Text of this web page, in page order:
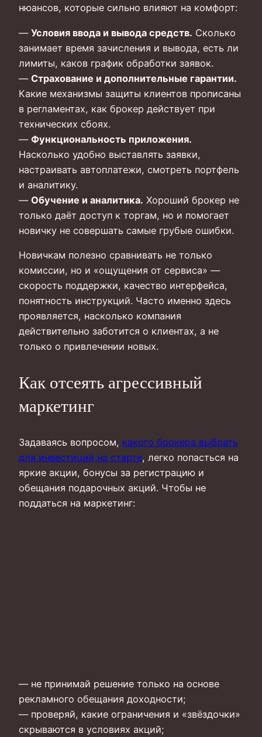
нюансов, которые сильно влияют на комфорт:
— Условия ввода и вывода средств. Сколько
занимает время зачисления и вывода, есть ли
лимиты, каков график обработки заявок.
— Страхование и дополнительные гарантии.
Какие механизмы защиты клиентов прописаны
в регламентах, как брокер действует при
технических сбоях.
— Функциональность приложения.
Насколько удобно выставлять заявки,
настраивать автоплатежи, смотреть портфель
и аналитику.
— Обучение и аналитика. Хороший брокер не
только даёт доступ к торгам, но и помогает
новичку не совершать самые грубые ошибки.
Новичкам полезно сравнивать не только
комиссии, но и «ощущения от сервиса» —
скорость поддержки, качество интерфейса,
понятность инструкций. Часто именно здесь
проявляется, насколько компания
действительно заботится о клиентах, а не
только о привлечении новых.
Как отсеять агрессивный
маркетинг
Задаваясь вопросом, какого брокера выбрать
для инвестиций на старте, легко попасться на
яркие акции, бонусы за регистрацию и
обещания подарочных акций. Чтобы не
поддаться на маркетинг:
— не принимай решение только на основе
рекламного обещания доходности;
— проверяй, какие ограничения и «звёздочки»
скрываются в условиях акций;